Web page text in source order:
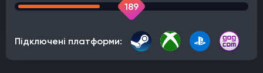
189
Підключені платформи: